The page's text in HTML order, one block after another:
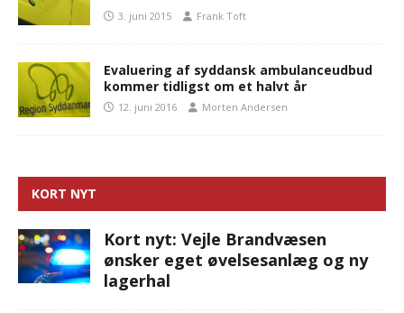
3. juni 2015 Frank Toft
Evaluering af syddansk ambulanceudbud
kommer tidligst om et halvt år
12. juni 2016 Morten Andersen
KORT NYT
Kort nyt: Vejle Brandvæsen
ønsker eget øvelsesanlæg og ny
lagerhal